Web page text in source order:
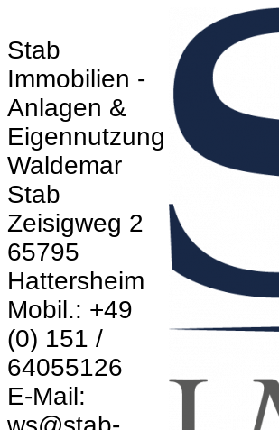
Stab
Immobilien -
Anlagen &
Eigennutzung
Waldemar
Stab
Zeisigweg 2
65795
Hattersheim
Mobil.: +49
(0) 151 /
64055126
E-Mail: